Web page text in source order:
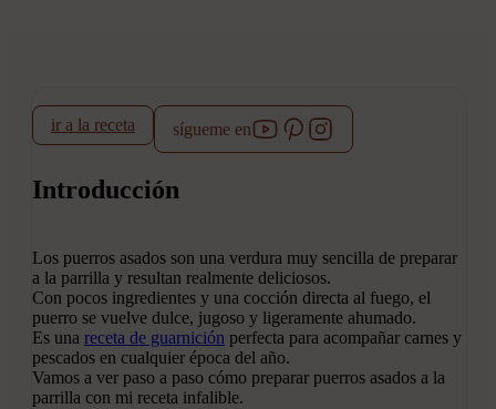
Introducción
ir a la receta sígueme en
Los puerros asados son una verdura muy sencilla de preparar
a la parrilla y resultan realmente deliciosos.
Con pocos ingredientes y una cocción directa al fuego, el
puerro se vuelve dulce, jugoso y ligeramente ahumado.
Es una receta de guarnición perfecta para acompañar carnes y
pescados en cualquier época del año.
Vamos a ver paso a paso cómo preparar puerros asados a la
parrilla con mi receta infalible.